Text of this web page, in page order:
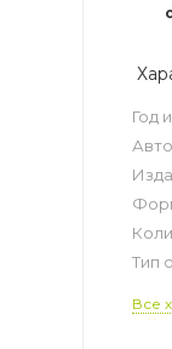
Год
Тип
Все